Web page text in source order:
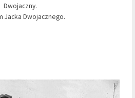
Dwojaczny.
Jacka Dwojacznego.